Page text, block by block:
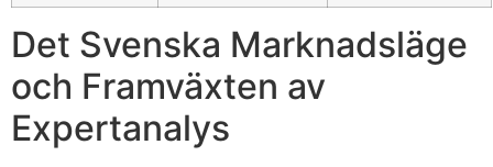
Det Svenska Marknadsläge
och Framväxten av
Expertanalys